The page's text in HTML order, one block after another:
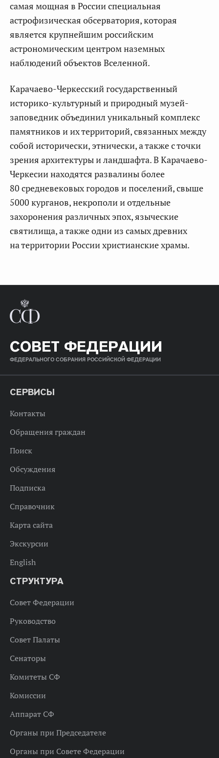
самая мощная в России специальная
астрофизическая обсерватория, которая
является крупнейшим российским
астрономическим центром наземных
наблюдений объектов Вселенной.
Карачаево-Черкесский государственный
историко-культурный и природный музей-
заповедник объединил уникальный комплекс
памятников и их территорий, связанных между
собой исторически, этнически, а также с точки
зрения архитектуры и ландшафта. В Карачаево-
Черкесии находятся развалины более
80 средневековых городов и поселений, свыше
5000 курганов, некрополи и отдельные
захоронения различных эпох, языческие
святилища, а также одни из самых древних
на территории России христианские храмы.
СОВЕТ ФЕДЕРАЦИИ
ФЕДЕРАЛЬНОГО СОБРАНИЯ РОССИЙСКОЙ ФЕДЕРАЦИИ
СЕРВИСЫ
Контакты
Обращения граждан
Поиск
Обсуждения
Подписка
Справочник
Карта сайта
Экскурсии
English
СТРУКТУРА
Совет Федерации
Руководство
Совет Палаты
Сенаторы
Комитеты СФ
Комиссии
Аппарат СФ
Органы при Председателе
Органы при Совете Федерации